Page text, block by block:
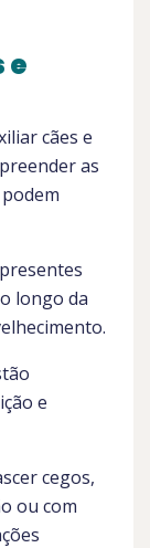
e
cães e
as
longo da
e
cegos,
ou com